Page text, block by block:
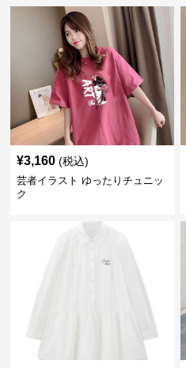
¥3,160 (税込)
芸者イラスト ゆったりチュニッ
ク